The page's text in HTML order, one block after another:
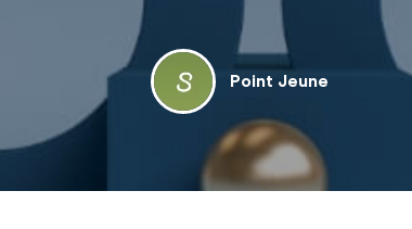
Point Jeune